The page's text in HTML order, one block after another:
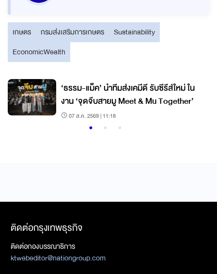
เกษตร กรมส่งเสริมการเกษตร
Sustainability
EconomicWealth
‘ธรรม-แม็ค’ นำทีมส่งเคมีดี รับซีรีส์ใหม่ ใน
งาน ‘จุดจีบสายมู Meet & Mu Together’
07 ส.ค. 2569 | 11:18
ติดต่อกรุงเทพธุรกิจ
ติดต่อกองบรรณาธิการ
ktwebeditor@nationgroup.com